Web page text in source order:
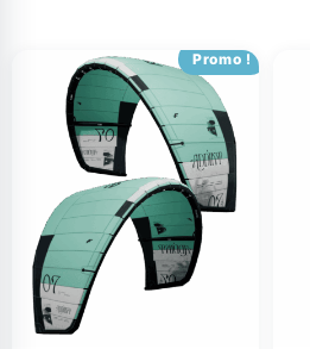
Promo !